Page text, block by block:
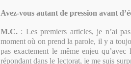
Avez-vous autant de pression avant
M.C. : Les premiers articles, je n’ai
moment où on prend la parole, il y a
pas exactement le même enjeu
répondant dans le lectorat, je me suis